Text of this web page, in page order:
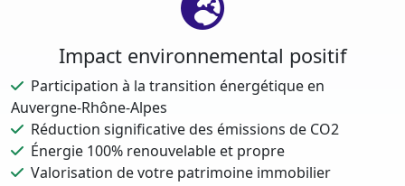
Impact environnemental positif
Participation à la transition énergétique en
Auvergne-Rhône-Alpes
Réduction significative des émissions de CO2
Énergie 100% renouvelable et propre
Valorisation de votre patrimoine immobilier